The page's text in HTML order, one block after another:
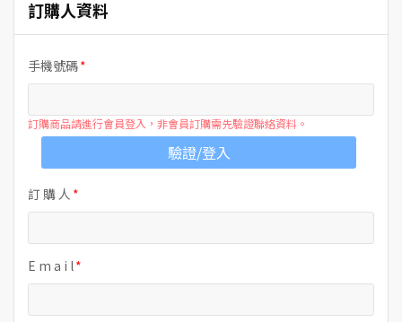
訂購人資料
手機號碼
訂購商品請進行會員登入，非會員訂購需先驗證聯絡資料。
驗證/登入
訂 購 人
E m a i l